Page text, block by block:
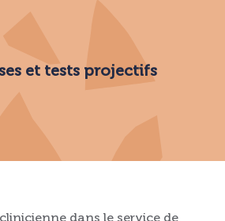
et tests projectifs
dans le service de